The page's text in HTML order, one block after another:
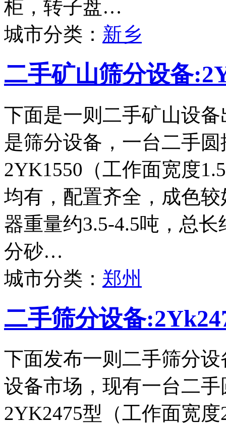
柜，转子盘…
城市分类： 新乡
二手矿山筛分设备
下面是一则二手矿山设
是筛分设备，一台二手
2YK1550（工作面宽度
均有，配置齐全，成色
器重量约3.5-4.5吨，总
分砂…
城市分类： 郑州
二手筛分设备
下面发布一则二手筛分
设备市场，现有一台二
2YK2475型（工作面宽